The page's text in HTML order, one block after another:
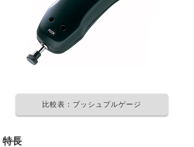
比較表：プッシュプルゲージ
特長